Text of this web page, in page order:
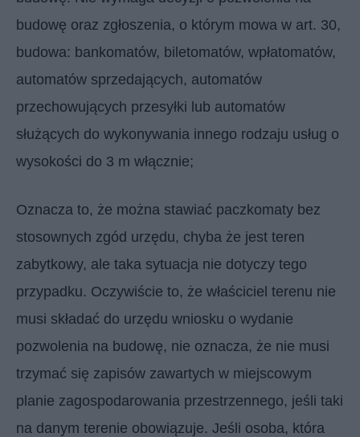
budowę oraz zgłoszenia, o którym mowa w art. 30,
budowa: bankomatów, biletomatów, wpłatomatów,
automatów sprzedających, automatów
przechowujących przesyłki lub automatów
służących do wykonywania innego rodzaju usług o
wysokości do 3 m włącznie;
Oznacza to, że można stawiać paczkomaty bez
stosownych zgód urzędu, chyba że jest teren
zabytkowy, ale taka sytuacja nie dotyczy tego
przypadku. Oczywiście to, że właściciel terenu nie
musi składać do urzędu wniosku o wydanie
pozwolenia na budowę, nie oznacza, że nie musi
trzymać się zapisów zawartych w miejscowym
planie zagospodarowania przestrzennego, jeśli taki
na danym terenie obowiązuje. Jeśli osoba, która